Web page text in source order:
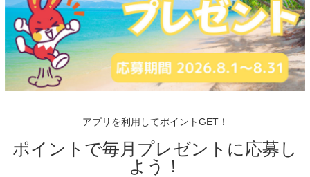
アプリを利用してポイントGET！
ポイントで毎月プレゼントに応募し
よう！